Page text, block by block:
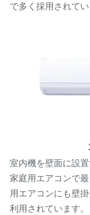
で多く採用されてい
室内機を壁面に設
家庭用エアコンで
用エアコンにも壁
利用されています。